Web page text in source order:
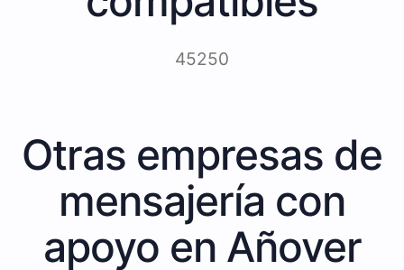
45250
Otras empresas de
mensajería con
apoyo en Añover